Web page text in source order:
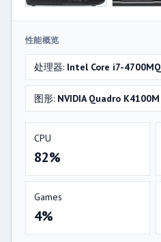
性能概览
处理器: Intel Core i7-4700MQ
图形: NVIDIA Quadro K4100M
CPU
82%
Games
4%